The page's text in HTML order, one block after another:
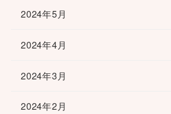
2024年5月
2024年4月
2024年3月
2024年2月